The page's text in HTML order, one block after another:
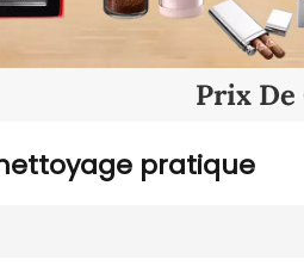
Prix De
pratique